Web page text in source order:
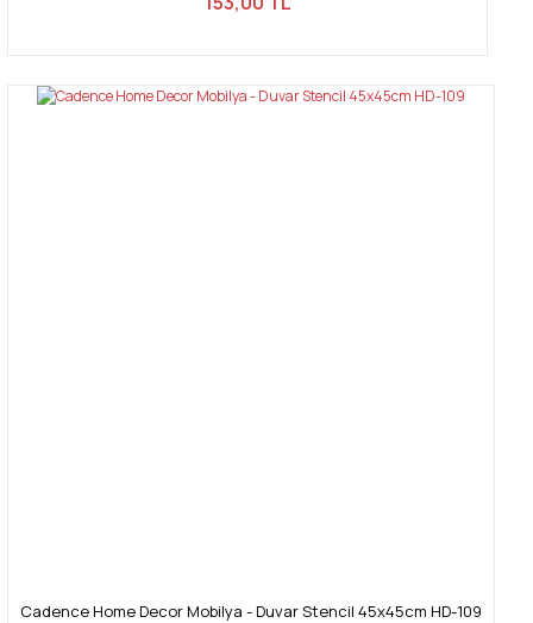
Cadence Home Decor Mobilya - Duvar Stencil 45x45cm HD-109